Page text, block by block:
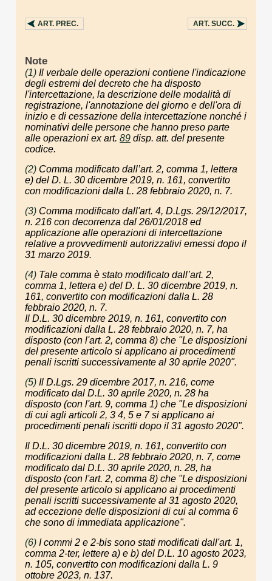
ART. PREC. ART. SUCC.
Note
(1) Il verbale delle operazioni contiene l'indicazione
degli estremi del decreto che ha disposto
l'intercettazione, la descrizione delle modalità di
registrazione, l'annotazione del giorno e dell'ora di
inizio e di cessazione della intercettazione nonché i
nominativi delle persone che hanno preso parte
alle operazioni ex art. 89 disp. att. del presente
codice.
(2) Comma modificato dall’art. 2, comma 1, lettera
e) del D. L. 30 dicembre 2019, n. 161, convertito
con modificazioni dalla L. 28 febbraio 2020, n. 7.
(3) Comma modificato dall'art. 4, D.Lgs. 29/12/2017,
n. 216 con decorrenza dal 26/01/2018 ed
applicazione alle operazioni di intercettazione
relative a provvedimenti autorizzativi emessi dopo il
31 marzo 2019.
(4) Tale comma è stato modificato dall’art. 2,
comma 1, lettera e) del D. L. 30 dicembre 2019, n.
161, convertito con modificazioni dalla L. 28
febbraio 2020, n. 7.
Il D.L. 30 dicembre 2019, n. 161, convertito con
modificazioni dalla L. 28 febbraio 2020, n. 7, ha
disposto (con l'art. 2, comma 8) che "Le disposizioni
del presente articolo si applicano ai procedimenti
penali iscritti successivamente al 30 aprile 2020".
(5) Il D.Lgs. 29 dicembre 2017, n. 216, come
modificato dal D.L. 30 aprile 2020, n. 28 ha
disposto (con l'art. 9, comma 1) che "Le disposizioni
di cui agli articoli 2, 3 4, 5 e 7 si applicano ai
procedimenti penali iscritti dopo il 31 agosto 2020".
Il D.L. 30 dicembre 2019, n. 161, convertito con
modificazioni dalla L. 28 febbraio 2020, n. 7, come
modificato dal D.L. 30 aprile 2020, n. 28, ha
disposto (con l'art. 2, comma 8) che "Le disposizioni
del presente articolo si applicano ai procedimenti
penali iscritti successivamente al 31 agosto 2020,
ad eccezione delle disposizioni di cui al comma 6
che sono di immediata applicazione".
(6) I commi 2 e 2-bis sono stati modificati dall'art. 1,
comma 2-ter, lettere a) e b) del D.L. 10 agosto 2023,
n. 105, convertito con modificazioni dalla L. 9
ottobre 2023, n. 137.